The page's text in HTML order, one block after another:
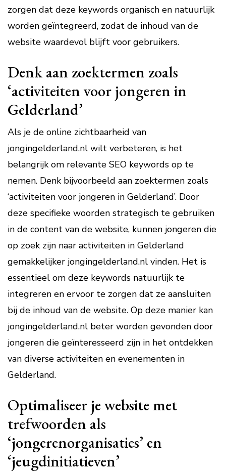
zorgen dat deze keywords organisch en natuurlijk
worden geïntegreerd, zodat de inhoud van de
website waardevol blijft voor gebruikers.
Denk aan zoektermen zoals
‘activiteiten voor jongeren in
Gelderland’
Als je de online zichtbaarheid van
jongingelderland.nl wilt verbeteren, is het
belangrijk om relevante SEO keywords op te
nemen. Denk bijvoorbeeld aan zoektermen zoals
‘activiteiten voor jongeren in Gelderland’. Door
deze specifieke woorden strategisch te gebruiken
in de content van de website, kunnen jongeren die
op zoek zijn naar activiteiten in Gelderland
gemakkelijker jongingelderland.nl vinden. Het is
essentieel om deze keywords natuurlijk te
integreren en ervoor te zorgen dat ze aansluiten
bij de inhoud van de website. Op deze manier kan
jongingelderland.nl beter worden gevonden door
jongeren die geïnteresseerd zijn in het ontdekken
van diverse activiteiten en evenementen in
Gelderland.
Optimaliseer je website met
trefwoorden als
‘jongerenorganisaties’ en
‘jeugdinitiatieven’